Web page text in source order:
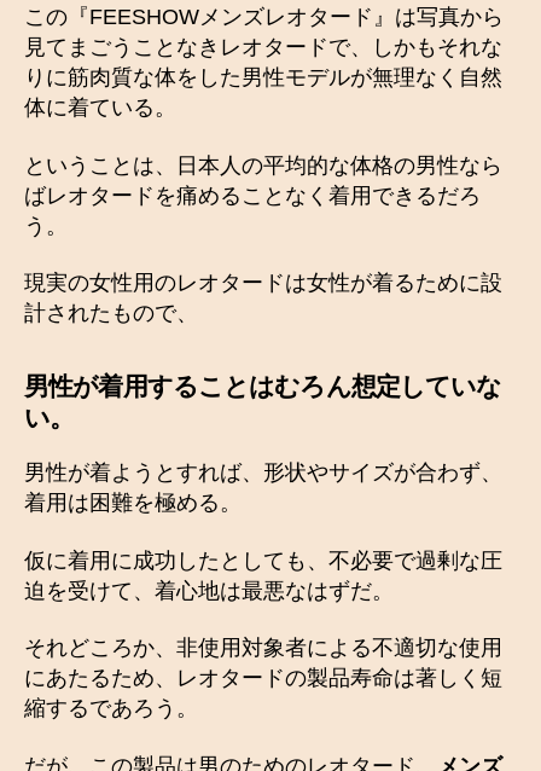
この『FEESHOWメンズレオタード』は写真から
見てまごうことなきレオタードで、しかもそれな
りに筋肉質な体をした男性モデルが無理なく自然
体に着ている。
ということは、日本人の平均的な体格の男性なら
ばレオタードを痛めることなく着用できるだろ
う。
現実の女性用のレオタードは女性が着るために設
計されたもので、
男性が着用することはむろん想定していな
い。
男性が着ようとすれば、形状やサイズが合わず、
着用は困難を極める。
仮に着用に成功したとしても、不必要で過剰な圧
迫を受けて、着心地は最悪なはずだ。
それどころか、非使用対象者による不適切な使用
にあたるため、レオタードの製品寿命は著しく短
縮するであろう。
だが、この製品は男のためのレオタード、
メンズ